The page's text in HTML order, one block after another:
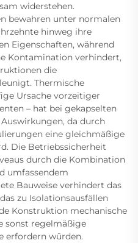
widerstehen.
bewahren unter normalen
hinweg ihre
Eigenschaften, während
Kontamination verhindert,
die
Thermische
Ursache vorzeitiger
– hat bei gekapselten
da durch
eine gleichmäßige
Die Betriebssicherheit
durch die Kombination
umfassendem
Bauweise verhindert das
zu Isolationsausfällen
Konstruktion mechanische
sonst regelmäßige
erfordern würden.